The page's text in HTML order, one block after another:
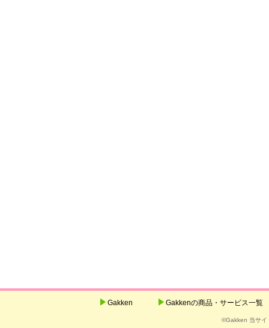
Gakken Gakkenの商品・サービス一覧
©Gakken 当サイ